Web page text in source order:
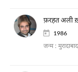
फ़रहत अली
1986
जन्म : मुरादाबाद